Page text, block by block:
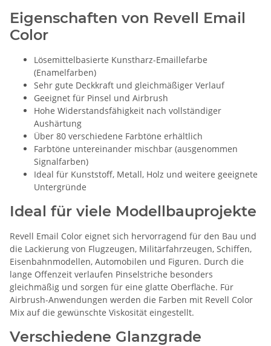
Eigenschaften von Revell Email
Color
Lösemittelbasierte Kunstharz-Emaillefarbe
(Enamelfarben)
Sehr gute Deckkraft und gleichmäßiger Verlauf
Geeignet für Pinsel und Airbrush
Hohe Widerstandsfähigkeit nach vollständiger
Aushärtung
Über 80 verschiedene Farbtöne erhältlich
Farbtöne untereinander mischbar (ausgenommen
Signalfarben)
Ideal für Kunststoff, Metall, Holz und weitere geeignete
Untergründe
Ideal für viele Modellbauprojekte
Revell Email Color eignet sich hervorragend für den Bau und
die Lackierung von Flugzeugen, Militärfahrzeugen, Schiffen,
Eisenbahnmodellen, Automobilen und Figuren. Durch die
lange Offenzeit verlaufen Pinselstriche besonders
gleichmäßig und sorgen für eine glatte Oberfläche. Für
Airbrush-Anwendungen werden die Farben mit Revell Color
Mix auf die gewünschte Viskosität eingestellt.
Verschiedene Glanzgrade